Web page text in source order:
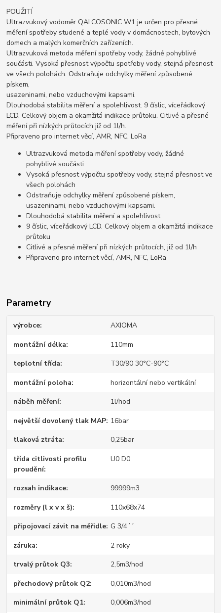
POUŽITÍ
Ultrazvukový vodoměr QALCOSONIC W1 je určen pro přesné
měření spotřeby studené a teplé vody v domácnostech, bytových
domech a malých komerčních zařízeních.
Ultrazvuková metoda měření spotřeby vody, žádné pohyblivé
součásti. Vysoká přesnost výpočtu spotřeby vody, stejná přesnost
ve všech polohách. Odstraňuje odchylky měření způsobené
pískem,
usazeninami, nebo vzduchovými kapsami.
Dlouhodobá stabilita měření a spolehlivost. 9 číslic, víceřádkový
LCD. Celkový objem a okamžitá indikace průtoku. Citlivé a přesné
měření při nízkých průtocích již od 1l/h.
Připraveno pro internet věcí, AMR, NFC, LoRa
Ultrazvuková metoda měření spotřeby vody, žádné
pohyblivé součásti
Vysoká přesnost výpočtu spotřeby vody, stejná přesnost ve
všech polohách
Odstraňuje odchylky měření způsobené pískem,
usazeninami, nebo vzduchovými kapsami.
Dlouhodobá stabilita měření a spolehlivost
9 číslic, víceřádkový LCD. Celkový objem a okamžitá indikace
průtoku
Citlivé a přesné měření při nízkých průtocích, již od 1l/h
Připraveno pro internet věcí, AMR, NFC, LoRa
Parametry
výrobce AXIOMA
montážní délka 110mm
teplotní třída T30/90 30°C-90°C
montážní poloha horizontální nebo vertikální
náběh měření 1l/hod
největší dovolený tlak MAP 16bar
tlaková ztráta 0,25bar
třída citlivosti profilu
proudění
U0 D0
rozsah indikace 99999m3
rozměry (l x v x š) 110x68x74
připojovací závit na měřidle G 3/4´´
záruka 2 roky
trvalý průtok Q3 2,5m3/hod
přechodový průtok Q2 0,010m3/hod
minimální průtok Q1 0,006m3/hod